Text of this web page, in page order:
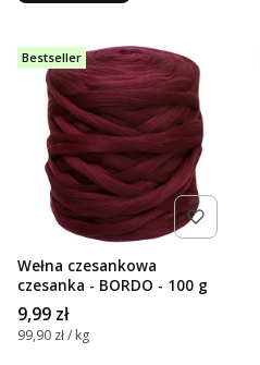
Bestseller
Wełna czesankowa
czesanka - BORDO - 100 g
Cena
9,99 zł
Cena jednostkowa
99,90 zł / kg